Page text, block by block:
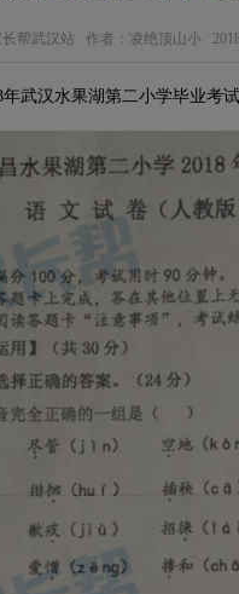
长帮武汉站 作者：凌绝顶山小
年武汉水果湖第二小学毕业考